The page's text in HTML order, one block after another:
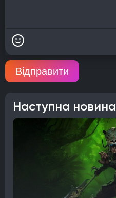
Відправити
Наступна новина